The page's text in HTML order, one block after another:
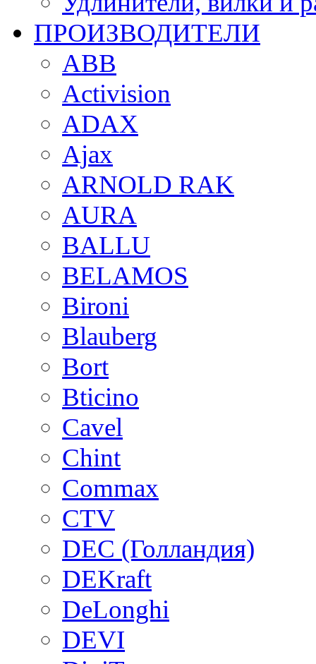
ПРОИЗВОДИТЕЛИ
ABB
Activision
ADAX
Ajax
ARNOLD RAK
AURA
BALLU
BELAMOS
Bironi
Blauberg
Bort
Bticino
Cavel
Chint
Commax
CTV
DEC (Голландия)
DEKraft
DeLonghi
DEVI